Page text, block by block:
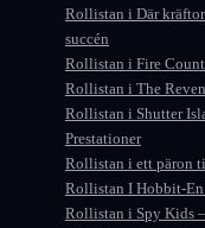
Rollistan i Där
succén
Rollistan i Fire
Rollistan i The
Rollistan i Shutter
Prestationer
Rollistan i ett päron
Rollistan I Hobbit-En
Rollistan i Spy Kids